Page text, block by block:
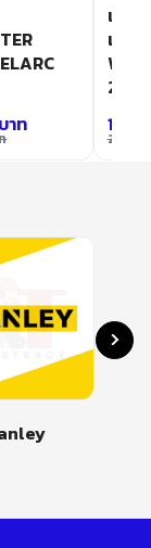
บาท
เครื่อ
เชื่อม
250